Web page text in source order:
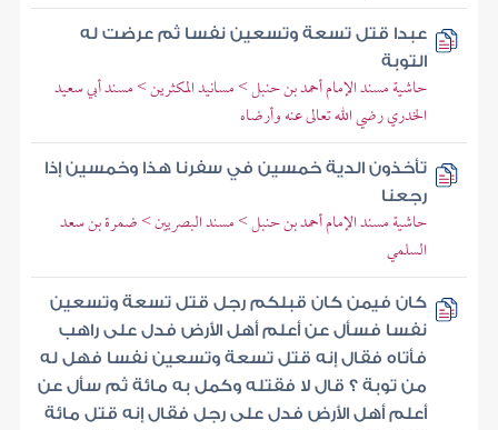
عبدا قتل تسعة وتسعين نفسا ثم عرضت له
التوبة
حاشية مسند الإمام أحمد بن حنبل > مسانيد المكثرين > مسند أبي سعيد
الخدري رضي الله تعالى عنه وأرضاه
تأخذون الدية خمسين في سفرنا هذا وخمسين إذا
رجعنا
حاشية مسند الإمام أحمد بن حنبل > مسند البصريين > ضمرة بن سعد
السلمي
كان فيمن كان قبلكم رجل قتل تسعة وتسعين
نفسا فسأل عن أعلم أهل الأرض فدل على راهب
فأتاه فقال إنه قتل تسعة وتسعين نفسا فهل له
من توبة ؟ قال لا فقتله وكمل به مائة ثم سأل عن
أعلم أهل الأرض فدل على رجل فقال إنه قتل مائة